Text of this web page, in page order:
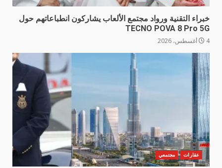
خبراء التقنية ورواد مجتمع الألعاب يشاركون انطباعاتهم حول
TECNO POVA 8 Pro 5G
4 أغسطس، 2026
عقارات مجتمعي